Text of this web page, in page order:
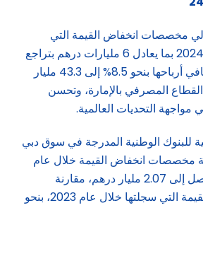
مخصصات انخفاض القيمة التي
استقطعتها خلال عام 2024 بما يعادل 6 مليارات درهم بتراجع
74.5%، فيما ارتفع صافي أرباحها بنحو 8.5% إلى 43.3 مليار
المصرفي بالإمارة، وتحسن
التحديات العالمية.
للبنوك الوطنية المدرجة في سوق دبي
مخصصات انخفاض القيمة خلال عام
2024 بنحو 74.5% لتصل إلى 2.07 مليار درهم، مقارنة
بمخصصات انخفاض القيمة التي سجلتها خلال عام 2023، بنحو